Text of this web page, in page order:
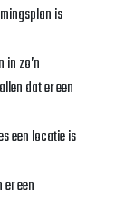
is
zo’n
dat er een
een locatie is
een